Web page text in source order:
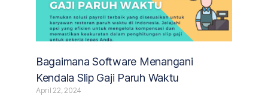
Bagaimana Software Menangani
Kendala Slip Gaji Paruh Waktu
April 22, 2024